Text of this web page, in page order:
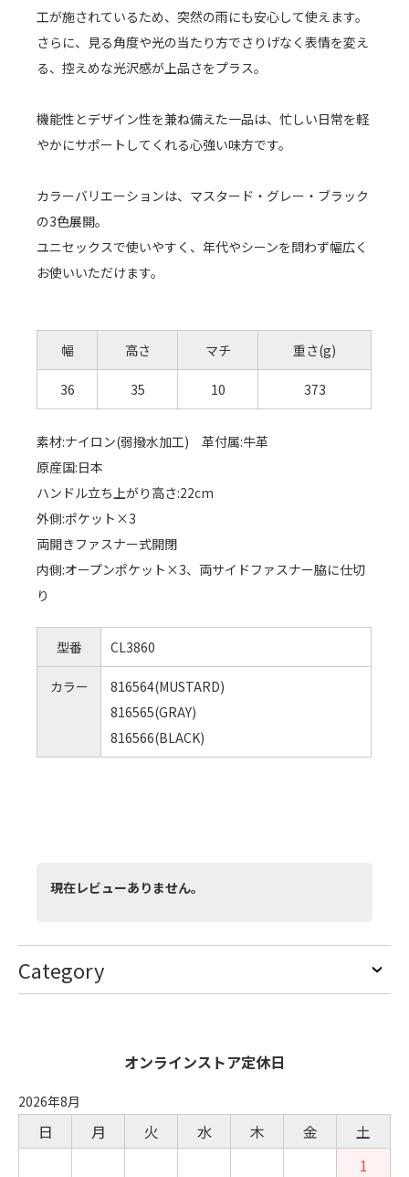
現在レビューありません。
Category
オンラインストア定休日
2026年8月
日 月 火 水 木 金
土
1
工が施されているため、突然の雨にも安心して使えます。
さらに、見る角度や光の当たり方でさりげなく表情を変え
る、控えめな光沢感が上品さをプラス。
機能性とデザイン性を兼ね備えた一品は、忙しい日常を軽
やかにサポートしてくれる心強い味方です。
カラーバリエーションは、マスタード・グレー・ブラック
の3色展開。
ユニセックスで使いやすく、年代やシーンを問わず幅広く
お使いいただけます。
幅 高さ マチ 重さ(g)
36 35 10 373
素材:ナイロン(弱撥水加工) 革付属:牛革
原産国:日本
ハンドル立ち上がり高さ:22cm
外側:ポケット×3
両開きファスナー式開閉
内側:オープンポケット×3、両サイドファスナー脇に仕切
り
型番 CL3860
カラー
816564(MUSTARD)
816565(GRAY)
816566(BLACK)